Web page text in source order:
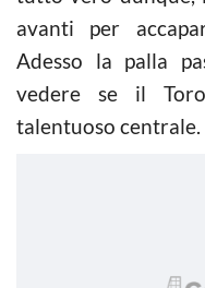
avanti per
Adesso la palla
vedere se il
talentuoso centrale.